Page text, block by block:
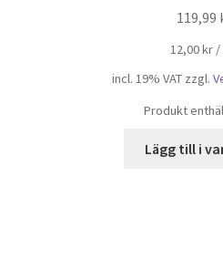
119,99
12,00kr /
incl. 19% VAT zzgl.
Produkt
Lägg till i